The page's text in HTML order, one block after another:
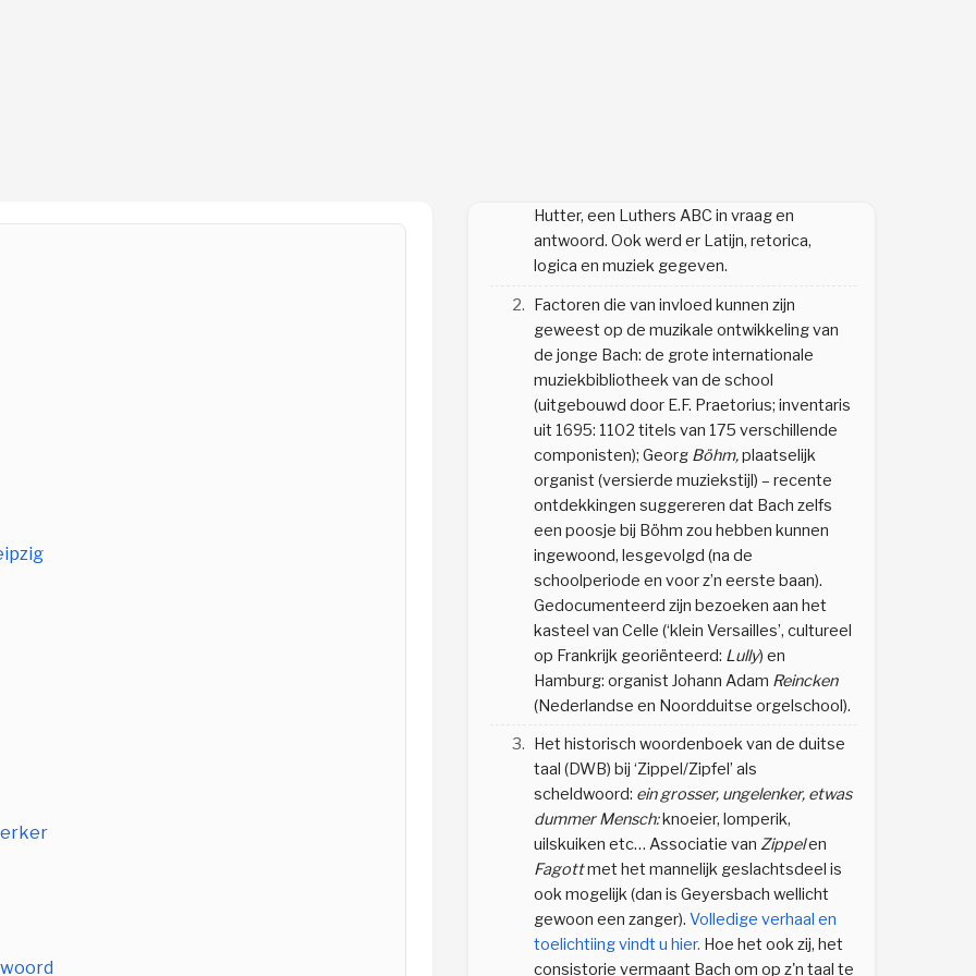
Hutter, een Luthers ABC in vraag en
antwoord. Ook werd er Latijn, retorica,
logica en muziek gegeven.
2. Factoren die van invloed kunnen zijn
geweest op de muzikale ontwikkeling van
de jonge Bach: de grote internationale
muziekbibliotheek van de school
(uitgebouwd door E.F. Praetorius; inventaris
uit 1695: 1102 titels van 175 verschillende
componisten); Georg Böhm,plaatselijk
organist (versierde muziekstijl) – recente
ontdekkingen suggereren dat Bach zelfs
een poosje bij Böhm zou hebben kunnen
ingewoond, lesgevolgd (na de
schoolperiode en voor z’n eerste baan).
Gedocumenteerd zijn bezoeken aan het
kasteel van Celle (‘klein Versailles’, cultureel
op Frankrijk georiënteerd: Lully) en
Hamburg: organist Johann Adam Reincken
(Nederlandse en Noordduitse orgelschool).
3. Het historisch woordenboek van de duitse
taal (DWB) bij ‘Zippel/Zipfel’ als
scheldwoord: ein grosser, ungelenker, etwas
dummer Mensch:knoeier, lomperik,
uilskuiken etc… Associatie van Zippelen
Fagottmethet mannelijk geslachtsdeel is
ookmogelijk(dan is Geyersbach wellicht
gewoon een zanger). Volledige verhaal en
toelichtiing vindt u hier. Hoe hetook zij, het
consistorie vermaant Bach om op z'n taal te